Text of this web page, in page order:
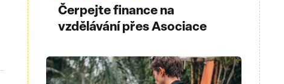
Čerpejte finance na
vzdělávání přes Asociace